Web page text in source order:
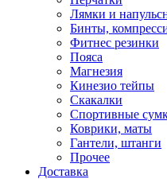
Лямки и
Бинты,
Фитнес резинки
Пояса
Магнезия
Кинезио тейпы
Скакалки
Спортивные
Коврики, маты
Гантели, штанги
Прочее
Доставка